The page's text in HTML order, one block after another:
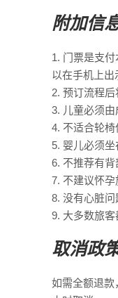
附加信
门票是支付
以在手机上出
预订流程后
儿童必须由
不适合轮椅
婴儿必须坐
不推荐有
不建议怀孕
没有心脏
大多数旅客
取消政
如需全额退款